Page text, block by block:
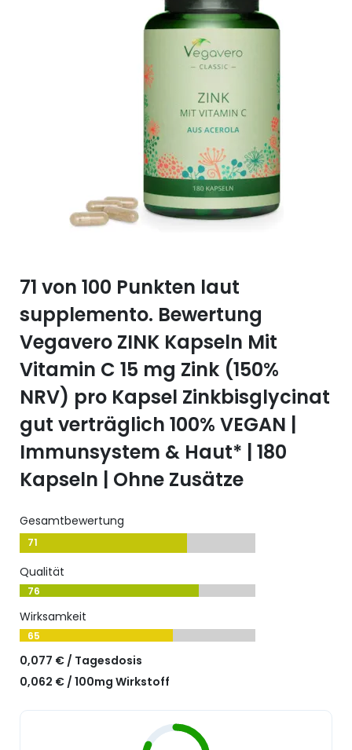
Zink (Zn)
Vitamin B12
Vitamin D
Vitamin E
Vitamin K
Vitamin Q (Q10)
71 von 100 Punkten laut
supplemento. Bewertung
Vegavero ZINK Kapseln Mit
Vitamin C 15 mg Zink (150%
NRV) pro Kapsel Zinkbisglycinat
gut verträglich 100% VEGAN |
Immunsystem & Haut* | 180
Kapseln | Ohne Zusätze
Gesamtbewertung
71
Qualität
76
Wirksamkeit
65
0,077 € / Tagesdosis
0,062 € / 100mg Wirkstoff